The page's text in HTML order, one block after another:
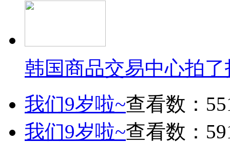
韩国商品交易中心拍
我们9岁啦~查看数：
我们9岁啦~查看数：